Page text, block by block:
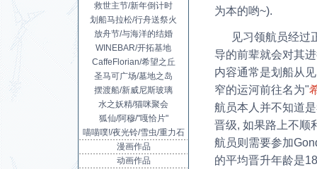
为本的哟~).
见习领航员经过
导的前辈就会对其
内容通常是划船从
窄的运河前往名为"
航员本人并不知道
晋级, 如果路上不顺
航员则需要参加
的平均晋升年龄是
救世主节/新年倒计时
划船马拉松/行舟送祭火
放舟节/与海洋的结婚
WINEBAR/开拓基地
CaffeFlorian/希望之丘
圣马可广场/墓地之岛
摆渡船/新威尼斯玻璃
水之妖精/猫咪聚会
狐仙/阿穆/"嘎恰片"
喵喵噗!/夜光铃/雪虫/重力石
漫画作品
动画作品